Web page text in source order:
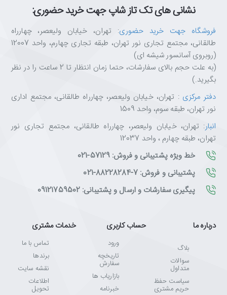
تمیز و ساده
با مرتب کردن همه سیم‌های مزاحم در قسمت پشت دستگاه، لذت تماشای
تلویزیون را به حداکثر برسانید. با «راهکار سیم مرتب» و قابلیت «تک
اتصال» همه چیز مرتب و ساده شده است.
راهکار سیم مرتب
همه سیم‌های خود را به‌طور مرتب وصل کنید. طراحی شیک قسمت پشت
این تلویزیون به گونه‌ای است که همه اتصالات در آن به‌صورت مخفی
هستند.
به‌لطف جعبه «تک اتصال» (One Connect) همه دستگاه‌ها را به‌آسانی
وصل کنید. بدین ترتیب شما از نمایی عاری از هرگونه به‌هم‌ریختگی
بهره‌مند می‌شوید که لذت دیداری شما را دو چندان می‌کند.
نشانی های تک تاز شاپ جهت خرید حضوری:
فروشگاه جهت خرید حضوری: تهران، خیابان ولیعصر، چهارراه
طالقانی، مجتمع تجاری نور تهران، طبقه تجاری چهارم، واحد 12007
(روبروی آسانسور شیشه ای)
(به علت حجم بالای سفارشات، حتما زمان انتظار تا 2 ساعت را در نظر
بگیرید.)
دفتر مرکزی : تهران، خیابان ولیعصر، چهارراه طالقانی، مجتمع اداری
نور تهران، طبقه سوم، واحد 1509
انبار: تهران، خیابان ولیعصر، چهارراه طالقانی، مجتمع تجاری نور
تهران، طبقه چهارم ، واحد 12037
خط ویژه پشتیبانی و فروش: 57129-021
پشتیبانی و فروش: 7-88228284-021
پیگیری سفارشات و ارسال و پشتیبانی: 09121759502
درباره ما
بلاگ
سوالات
متداول
سیاست حفظ
حریم مشتری
حساب کاربری
ورود
تاریخچه
سفارش
بازاریاب ها
خبرنامه
خدمات مشتری
تماس با ما
برندها
نقشه سایت
اطلاعات
تحویل